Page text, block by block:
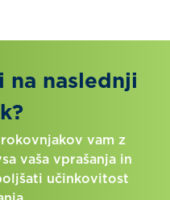
na naslednji
vam z
vaša vprašanja in
učinkovitost